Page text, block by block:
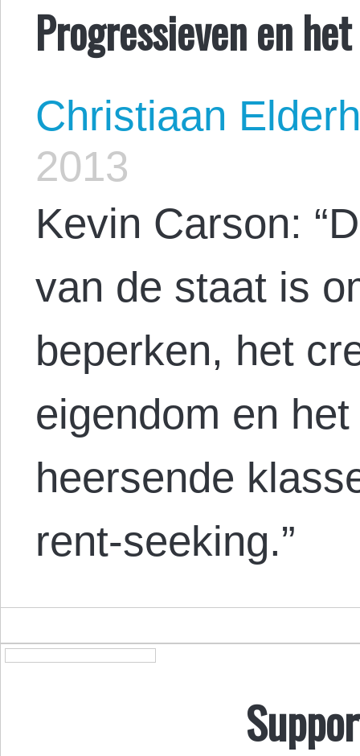
Progressieven en
Christiaan
2013
Kevin Carson:
van de staat is
beperken, het
eigendom en
heersende
rent-seeking.”